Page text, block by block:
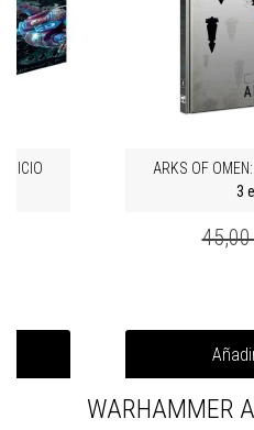
ARKS OF
3
WARHAMMER